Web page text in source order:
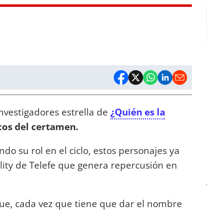
estrella de ¿Quién es la
del certamen.
su rol en el ciclo, estos personajes ya
de Telefe que genera repercusión en
cada vez que tiene que dar el nombre